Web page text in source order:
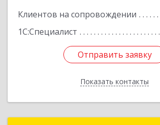
Клиентов на сопровождении
1С:Специалист
Отправить заявку
Показать контакты
Отправить заявку
Назад